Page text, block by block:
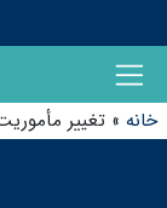
خانه » تغییر